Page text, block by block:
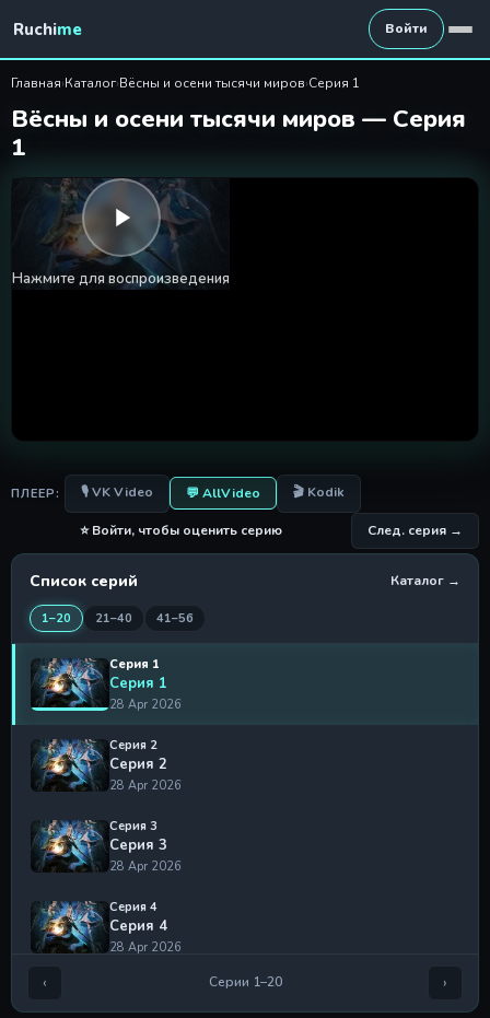
Вёсны и осени тысячи
Ruchime Войти
Главная›Каталог›Вёсны и осени тысячи миров›Серия 1
Вёсны и осени тысячи миров — Серия
1
Нажмите для воспроизведения
ПЛЕЕР: 🎙 VK Video 💬 AllVideo 🎬 Kodik
⭐ Войти, чтобы оценить серию След. серия →
Список серий Каталог →
1–20 21–40 41–56
Серия 1
Серия 1
28 Apr 2026
Серия 2
Серия 2
28 Apr 2026
Серия 3
Серия 3
28 Apr 2026
Серия 4
Серия 4
28 Apr 2026
‹ Серии 1–20 ›